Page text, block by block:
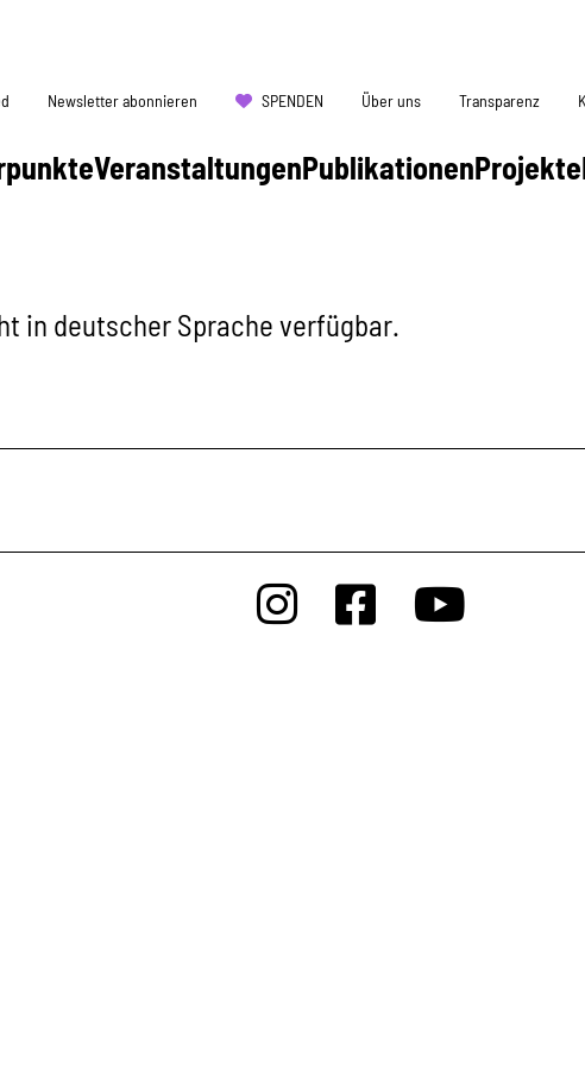
VeranstaltungenPublikationenProjekte
Newsletter abonnieren SPENDEN Über uns Transparenz
in deutscher Sprache verfügbar.